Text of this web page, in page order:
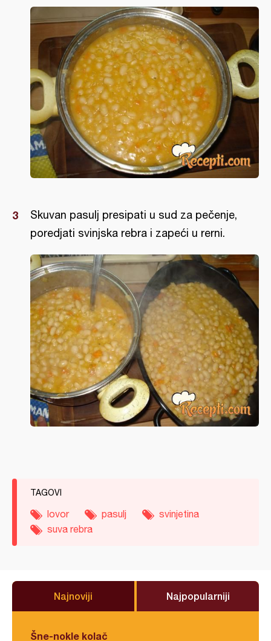
Skuvan pasulj presipati u sud za pečenje,
poredjati svinjska rebra i zapeći u rerni.
TAGOVI
lovor pasulj
svinjetina
suva rebra
Najnoviji Najpopularniji
Šne-nokle kolač